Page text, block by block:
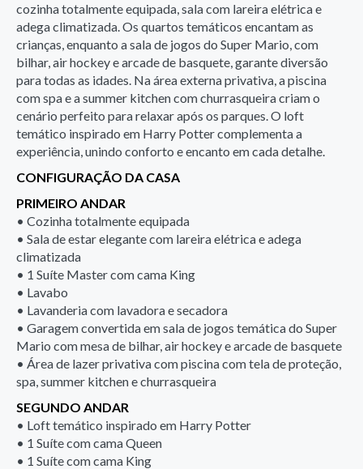
cozinha totalmente equipada, sala com lareira elétrica e
adega climatizada. Os quartos temáticos encantam as
crianças, enquanto a sala de jogos do Super Mario, com
bilhar, air hockey e arcade de basquete, garante diversão
para todas as idades. Na área externa privativa, a piscina
com spa e a summer kitchen com churrasqueira criam o
cenário perfeito para relaxar após os parques. O loft
temático inspirado em Harry Potter complementa a
experiência, unindo conforto e encanto em cada detalhe.
CONFIGURAÇÃO DA CASA
PRIMEIRO ANDAR
• Cozinha totalmente equipada
• Sala de estar elegante com lareira elétrica e adega
climatizada
• 1 Suíte Master com cama King
• Lavabo
• Lavanderia com lavadora e secadora
• Garagem convertida em sala de jogos temática do Super
Mario com mesa de bilhar, air hockey e arcade de basquete
• Área de lazer privativa com piscina com tela de proteção,
spa, summer kitchen e churrasqueira
SEGUNDO ANDAR
• Loft temático inspirado em Harry Potter
• 1 Suíte com cama Queen
• 1 Suíte com cama King